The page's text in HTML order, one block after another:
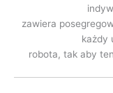
zawiera
każdy
robota, tak aby